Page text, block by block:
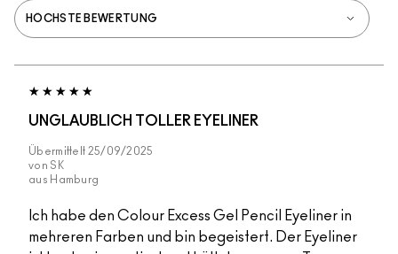
UNGLAUBLICH TOLLER EYELINER
Übermittelt 25/09/2025
von SK
aus Hamburg
Ich habe den Colour Excess Gel Pencil Eyeliner in
mehreren Farben und bin begeistert. Der Eyeliner